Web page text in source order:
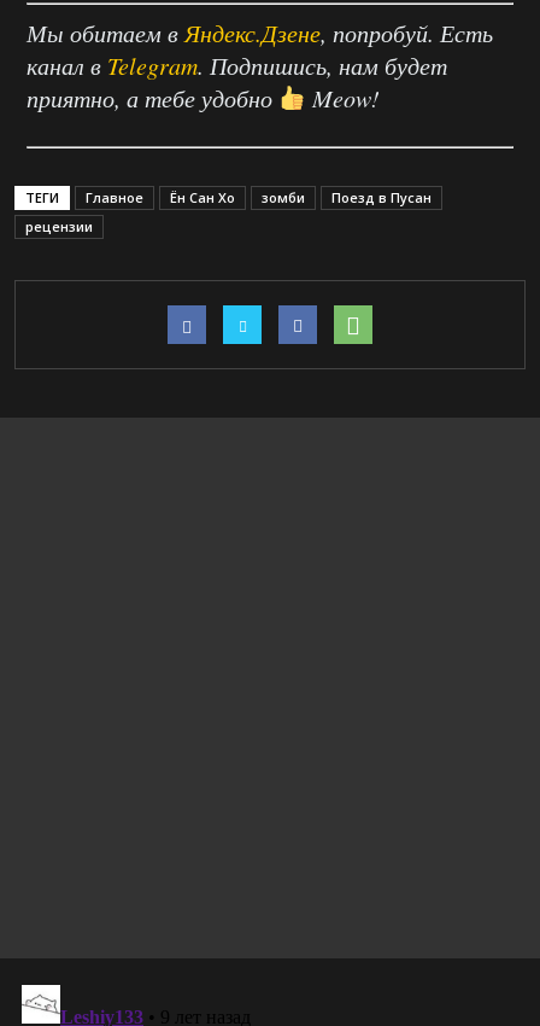
Мы обитаем в Яндекс.Дзене, попробуй. Есть
канал в Telegram. Подпишись, нам будет
приятно, а тебе удобно
Meow!
ТЕГИ Главное Ён Сан Хо зомби
Поезд в Пусан
рецензии